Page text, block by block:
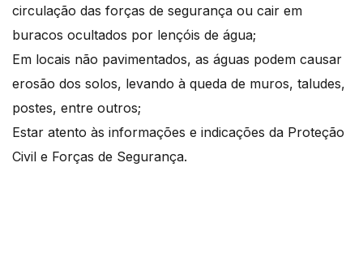
circulação das forças de segurança ou cair em
buracos ocultados por lençóis de água;
Em locais não pavimentados, as águas podem causar
erosão dos solos, levando à queda de muros, taludes,
postes, entre outros;
Estar atento às informações e indicações da Proteção
Civil e Forças de Segurança.